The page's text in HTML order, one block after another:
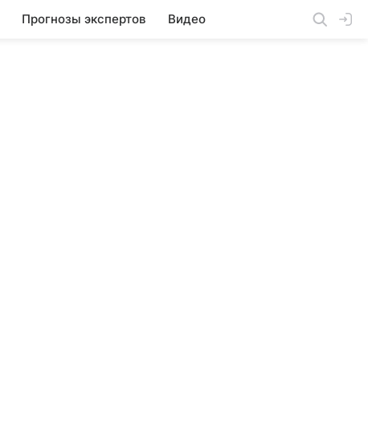
Прогнозы экспертов Видео